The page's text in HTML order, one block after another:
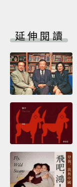
延伸閱讀